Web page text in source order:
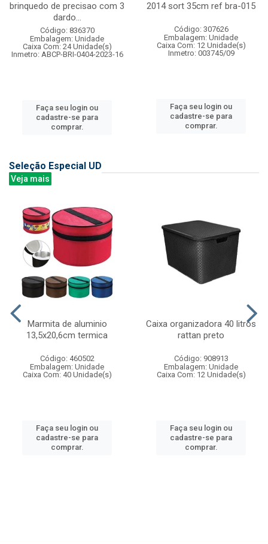
brinquedo de precisao com 3
dardo...
Código: 836370
Embalagem: Unidade
Caixa Com: 24 Unidade(s)
Inmetro: ABCP-BRI-0404-2023-16
Faça seu login ou
cadastre-se para
comprar.
2014 sort 35cm ref bra-015
Código: 307626
Embalagem: Unidade
Caixa Com: 12 Unidade(s)
Inmetro: 003745/09
Faça seu login ou
cadastre-se para
comprar.
Seleção Especial UD
Veja mais
Marmita de aluminio
13,5x20,6cm termica
Código: 460502
Embalagem: Unidade
Caixa Com: 40 Unidade(s)
Faça seu login ou
cadastre-se para
comprar.
Caixa organizadora 40 litros
rattan preto
Código: 908913
Embalagem: Unidade
Caixa Com: 12 Unidade(s)
Faça seu login ou
cadastre-se para
comprar.